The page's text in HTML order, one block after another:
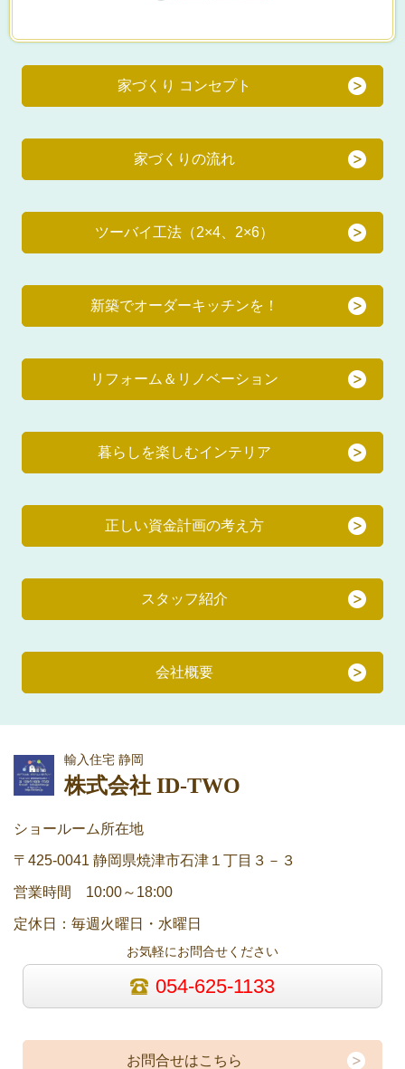
家づくり コンセプト
家づくりの流れ
ツーバイ工法（2×4、2×6）
新築でオーダーキッチンを！
リフォーム＆リノベーション
暮らしを楽しむインテリア
正しい資金計画の考え方
スタッフ紹介
会社概要
輸入住宅 静岡
株式会社 ID-TWO
ショールーム所在地
〒425-0041 静岡県焼津市石津１丁目３－３
営業時間 10:00～18:00
定休日：毎週火曜日・水曜日
お気軽にお問合せください
054-625-1133
お問合せはこちら